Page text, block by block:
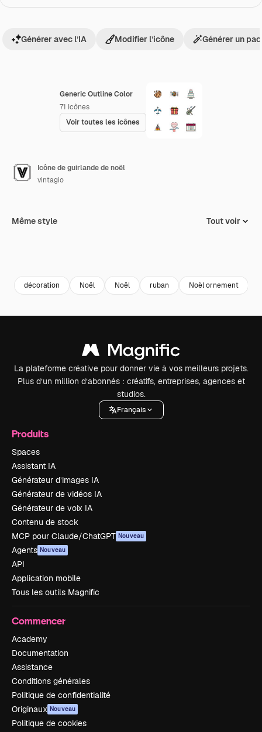
Generic Outline Color
71 Icônes
Voir toutes les icônes
Générer avec l’IA Modifier l’icône Générer un
Icône de guirlande de noël
vintagio
Même style Tout voir
décoration Noël Noël ruban Noël ornement
La plateforme créative pour donner vie à vos meilleurs projets.
Plus d’un million d’abonnés : créatifs, entreprises, agences et
studios.
Français
Produits
Spaces
Assistant IA
Générateur d’images IA
Générateur de vidéos IA
Générateur de voix IA
Contenu de stock
MCP pour Claude/ChatGPT Nouveau
Agents Nouveau
API
Application mobile
Tous les outils Magnific
Commencer
Academy
Documentation
Assistance
Conditions générales
Politique de confidentialité
Originaux Nouveau
Politique de cookies